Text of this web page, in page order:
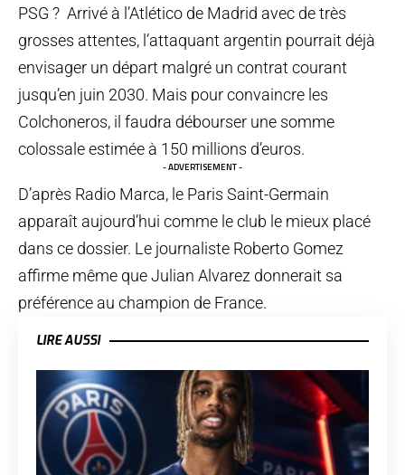
PSG ? Arrivé à l’Atlético de Madrid avec de très
grosses attentes, l’attaquant argentin pourrait déjà
envisager un départ malgré un contrat courant
jusqu’en juin 2030. Mais pour convaincre les
Colchoneros, il faudra débourser une somme
colossale estimée à 150 millions d’euros.
- ADVERTISEMENT -
D’après Radio Marca, le Paris Saint-Germain
apparaît aujourd’hui comme le club le mieux placé
dans ce dossier. Le journaliste Roberto Gomez
affirme même que Julian Alvarez donnerait sa
préférence au champion de France.
LIRE AUSSI